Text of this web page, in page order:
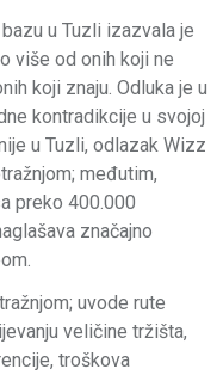
u Tuzli izazvala je
više od onih koji ne
koji znaju. Odluka je u
kontradikcije u svojoj
u Tuzli, odlazak Wizz
međutim,
preko 400.000
značajno
uvode rute
veličine tržišta,
troškova